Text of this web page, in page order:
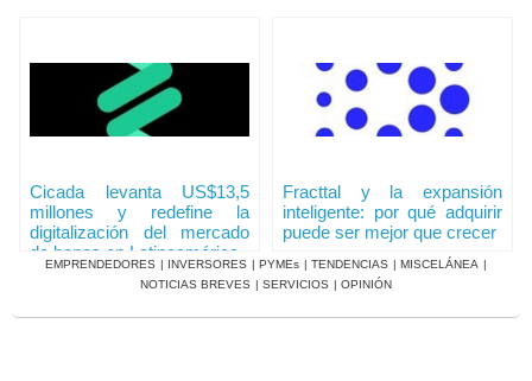
Cicada levanta US$13,5
millones y redefine la
digitalización del mercado
de bonos en Latinoamérica
Fracttal y la expansión
inteligente: por qué adquirir
puede ser mejor que crecer
EMPRENDEDORES | INVERSORES | PYMEs | TENDENCIAS | MISCELÁNEA |
NOTICIAS BREVES | SERVICIOS | OPINIÓN